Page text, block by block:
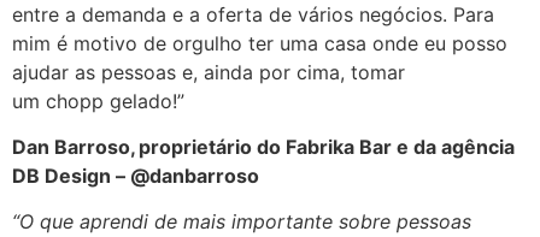
entre a demanda e a oferta de vários negócios. Para
mim é motivo de orgulho ter uma casa onde eu posso
ajudar as pessoas e, ainda por cima, tomar
um chopp gelado!”
Dan Barroso, proprietário do Fabrika Bar e da agência
DB Design – @danbarroso
“O que aprendi de mais importante sobre pessoas